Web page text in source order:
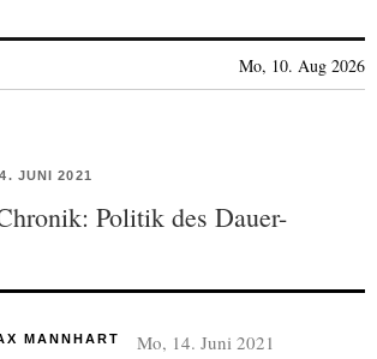
Mo, 10. Aug 2026
JUNI 2021
Politik des Dauer-
MANNHART Mo, 14. Juni 2021